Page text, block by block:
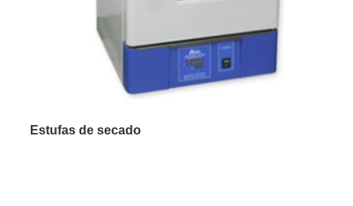
Estufas de secado